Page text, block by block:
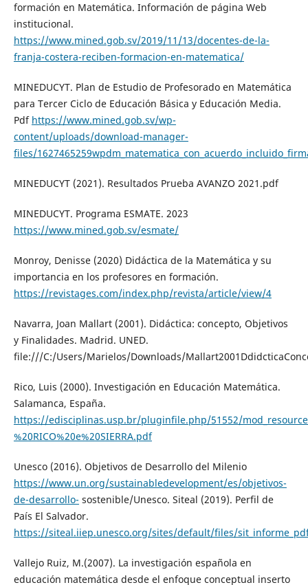
formación en Matemática. Información de página Web
institucional.
https://www.mined.gob.sv/2019/11/13/docentes-de-la-
franja-costera-reciben-formacion-en-matematica/
MINEDUCYT. Plan de Estudio de Profesorado en Matemática
para Tercer Ciclo de Educación Básica y Educación Media.
Pdf https://www.mined.gob.sv/wp-
content/uploads/download-manager-
files/
MINEDUCYT (2021). Resultados Prueba AVANZO 2021.pdf
MINEDUCYT. Programa ESMATE. 2023
https://www.mined.gob.sv/esmate/
Monroy, Denisse (2020) Didáctica de la Matemática y su
importancia en los profesores en formación.
https://revistages.com/index.php/revista/article/view/4
Navarra, Joan Mallart (2001). Didáctica: concepto, Objetivos
y Finalidades. Madrid. UNED.
file:///C:/Users/Marielos/Downloads/
Rico, Luis (2000). Investigación en Educación Matemática.
Salamanca, España.
https://edisciplinas.usp.br/pluginfile.php/51552/
%20RICO%20e%20SIERRA.pdf
Unesco (2016). Objetivos de Desarrollo del Milenio
https://www.un.org/sustainabledevelopment/es/objetivos-
de-desarrollo- sostenible/Unesco. Siteal (2019). Perfil de
País El Salvador.
https://siteal.iiep.unesco.org/sites/default/files/
Vallejo Ruiz, M.(2007). La investigación española en
educación matemática desde el enfoque conceptual inserto